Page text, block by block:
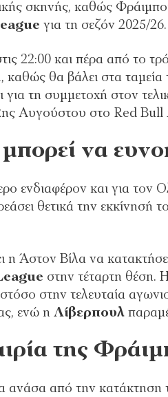
σκηνής, καθώς
για τη σεζόν 2025/26.
22:00 και πέρα από το
καθώς θα βάλει στα
τη συμμετοχή στον
Αυγούστου στο Red Bull
να
ενδιαφέρον και για
θετικά την εκκίνησή
η Άστον Βίλα να
στην τέταρτη θέση.
στην τελευταία
ενώ η Λίβερπουλ
της
ανάσα από την